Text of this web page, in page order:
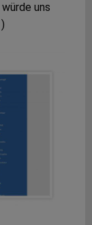
uns